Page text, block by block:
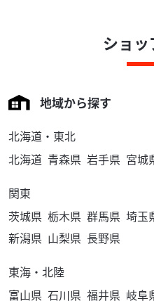
ＮＩＮＪＡ１０００ＳＸ
本体価格:
タイヤパンク保証、Keeper
証対象外部品も無償修理いた
【限定5台】HRC GROM -
本体価格:
HRC GROM TSRコンプリー
ション準拠） ※公道走行は
の販売です。仕様変...
2026/08/07
ショ
地域から探す
北海道・東北
北海道 青森県 岩手県 宮城
関東
茨城県 栃木県 群馬県 埼玉
新潟県 山梨県 長野県
東海・北陸
富山県 石川県 福井県 岐阜